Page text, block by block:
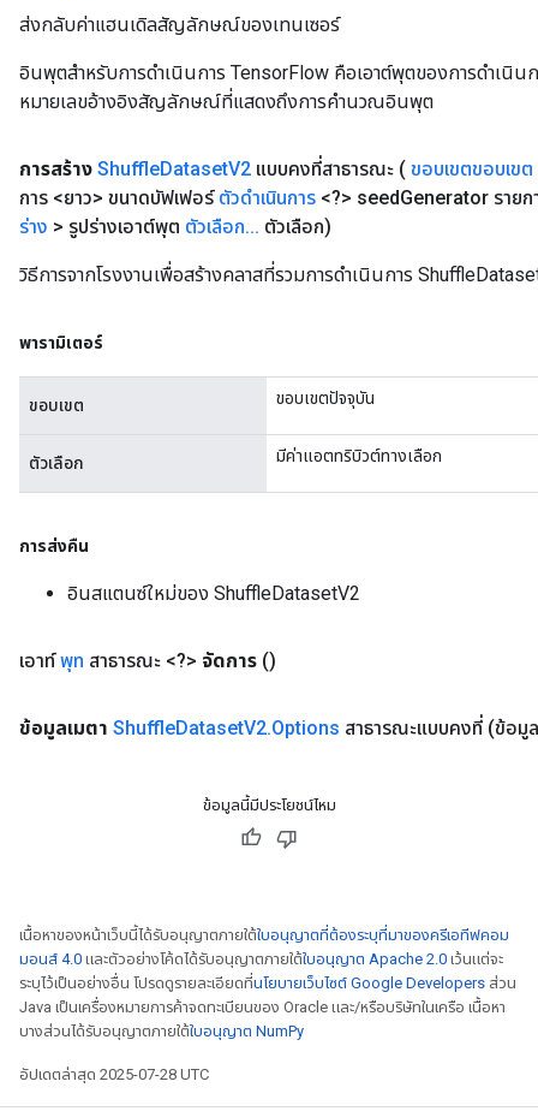
ส่งกลับค่าแฮนเดิลสัญลักษณ์ของเทนเซอร์
อินพุตสำหรับการดำเนินการ TensorFlow คือเอาต์พุตของการดำเนิน
หมายเลขอ้างอิงสัญลักษณ์ที่แสดงถึงการคำนวณอินพุต
การสร้าง ShuffleDatasetV2 แบบคงที่สาธารณะ ( ขอบเขตขอบเขต
การ <ยาว> ขนาดบัฟเฟอร์ ตัวดำเนินการ <?> seedGenerator รายก
ร่าง > รูปร่างเอาต์พุต ตัวเลือก... ตัวเลือก)
วิธีการจากโรงงานเพื่อสร้างคลาสที่รวมการดำเนินการ
พารามิเตอร์
ขอบเขต ขอบเขตปัจจุบัน
ตัวเลือก มีค่าแอตทริบิวต์ทางเลือก
การส่งคืน
อินสแตนซ์ใหม่ของ ShuffleDatasetV2
เอาท์พุท สาธารณะ <?> จัดการ ()
ข้อมูลเมตา ShuffleDatasetV2.Options สาธารณะแบบคงที่ (ข้อมู
ข้อมูลนี้มีประโยชน์ไหม
เนื้อหาของหน้าเว็บนี้ได้รับอนุญาตภายใต้ใบอนุญาตที่ต้องระบุที่มาของครีเอทีฟคอม
มอนส์ 4.0 และตัวอย่างโค้ดได้รับอนุญาตภายใต้ใบอนุญาต Apache 2.0 เว้นแต่จะ
ระบุไว้เป็นอย่างอื่น โปรดดูรายละเอียดที่นโยบายเว็บไซต์ Google Developers ส่วน
Java เป็นเครื่องหมายการค้าจดทะเบียนของ Oracle และ/หรือบริษัทในเครือ เนื้อหา
บางส่วนได้รับอนุญาตภายใต้ใบอนุญาต NumPy
อัปเดตล่าสุด 2025-07-28 UTC